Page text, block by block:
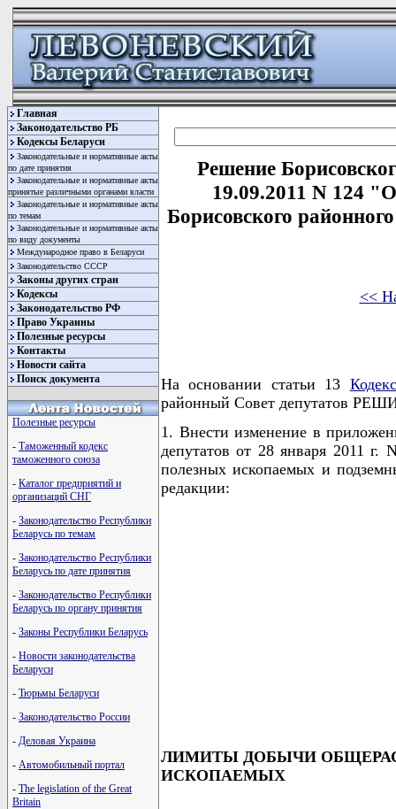
Главная
Законодательство РБ
Кодексы Беларуси
Законодательные и нормативные акты
по дате принятия
Законодательные и нормативные акты
принятые различными органами власти
Законодательные и нормативные акты
по темам
Законодательные и нормативные акты
по виду документы
Международное право в Беларуси
Законодательство СССР
Законы других стран
Кодексы
Законодательство РФ
Право Украины
Полезные ресурсы
Контакты
Новости сайта
Поиск документа
Полезные ресурсы
- Таможенный кодекс
таможенного союза
- Каталог предприятий и
организаций СНГ
- Законодательство Республики
Беларусь по темам
- Законодательство Республики
Беларусь по дате принятия
- Законодательство Республики
Беларусь по органу принятия
- Законы Республики Беларусь
- Новости законодательства
Беларуси
- Тюрьмы Беларуси
- Законодательство России
- Деловая Украина
- Автомобильный портал
- The legislation of the Great
Britain
Решение
19.09.2011 N 124
Борисовского
<<
На основании статьи 13
районный Совет депутатов
1. Внести изменение в
депутатов от 28 января 2011
полезных ископаемых и
редакции:
ЛИМИТЫ ДОБЫЧИ
ИСКОПАЕМЫХ